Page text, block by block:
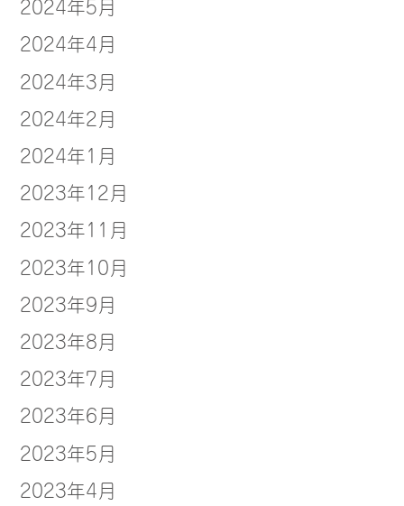
2024年5月
2024年4月
2024年3月
2024年2月
2024年1月
2023年12月
2023年11月
2023年10月
2023年9月
2023年8月
2023年7月
2023年6月
2023年5月
2023年4月